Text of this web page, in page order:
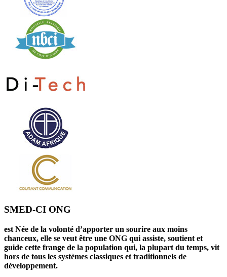
SMED-CI ONG
est Née de la volonté d’apporter un sourire aux moins
chanceux, elle se veut être une ONG qui assiste, soutient et
guide cette frange de la population qui, la plupart du temps, vit
hors de tous les systèmes classiques et traditionnels de
développement.